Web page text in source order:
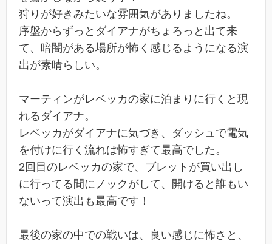
狩りが好きみたいな雰囲気がありましたね。
序盤からずっとダイアナがちょろっと出て来
て、暗闇がある場所が怖く感じるようになる演
出が素晴らしい。
マーティンがレベッカの家に泊まりに行くと現
れるダイアナ。
レベッカがダイアナに気づき、ダッシュで電気
を付けに行く流れは怖すぎて最高でした。
2回目のレベッカの家で、ブレットが買い出し
に行ってる間にノックがして、開けると誰もい
ないって演出も最高です！
最後の家の中での戦いは、良い感じに怖さと、